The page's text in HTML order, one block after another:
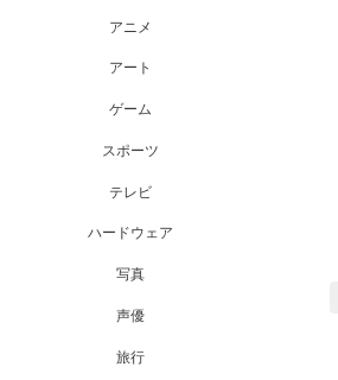
アニメ
アート
ゲーム
スポーツ
テレビ
ハードウェア
写真
声優
旅行